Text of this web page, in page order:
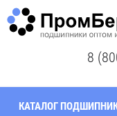
8
КАТАЛОГ